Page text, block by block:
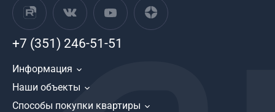
Информация
Наши объекты
Способы покупки квартиры
+7 (351) 246-51-51